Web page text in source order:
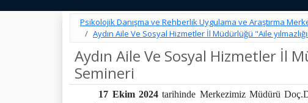
Psikolojik Danışma ve Rehberlik Uygulama ve Araştırma
Aydın Aile Ve Sosyal Hizmetler İl Müdürlüğü "Aile
Aydın Aile Ve Sosyal Hizmetler İl
Semineri
17 Ekim 2024tarihinde Merkezimiz Müdürü